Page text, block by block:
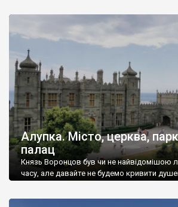
Алупка. Місто, церква,
палац
Князь Воронцов був чи не найвідомішою
часу, але давайте не будемо кривити